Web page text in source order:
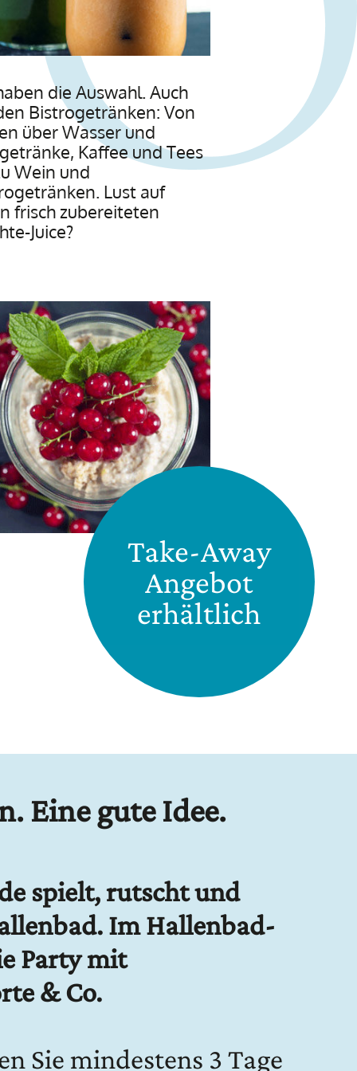
die Auswahl. Auch
Bistrogetränken: Von
über Wasser und
Kaffee und Tees
Wein und
Lust auf
frisch zubereiteten
Juice?
Take-Away
Angebot
erhältlich
Eine gute Idee.
spielt, rutscht und
Im Hallenbad-
Party mit
& Co.
Sie mindestens 3 Tage